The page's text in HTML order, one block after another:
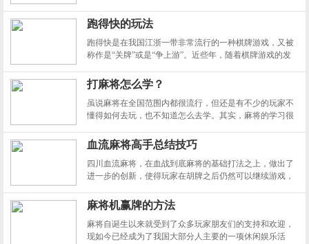
戏的规则太简单了，反而让人不知道如何下手。那么，打
地鼠怎么才能赢？又或者说，玩家应该采取怎样的技巧才
能赢
跑得快的玩法
跑得快是在我国江浙一带非常流行的一种棋牌游戏，又被
称作是“关牌”或是“争上游”。近些年，随着棋牌游戏的发
法是什么呢？玩家应该怎样开始一局跑得快游戏呢？现在
就和小编一起来看一下叭！
打麻将怎么学？
虽说麻将在全国范围内都很流行，但还是有不少的玩家不
懂得如何去玩，也不知道怎么去学。其实，麻将的学习很
体验一下，很容易就学会麻将了。
血流麻将高手总结技巧
四川血流麻将，在血战到底麻将的基础打法之上，做出了
进一步的创新，使得玩家在胡牌之后仍然可以继续游戏，
增添的许多的趣味性。不过，与此同时，游戏的难度也得
到了增强，玩家想要获胜变得更加困难。所以，为了辅助
玩家
麻将机赢牌的方法
麻将自诞生以来就受到了众多玩家朋友们的支持和欢迎，
现如今已经成为了我国大部分人主要的一项休闲娱乐活